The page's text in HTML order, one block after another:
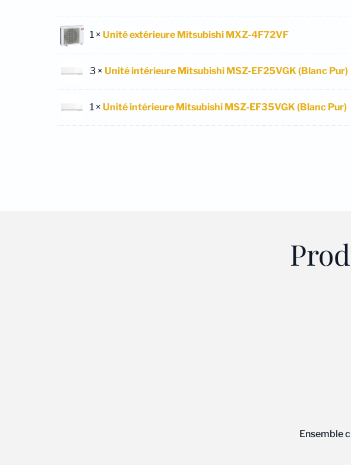
1 × Unité extérieure Mitsubishi MXZ-4F72VF
3 × Unité intérieure Mitsubishi MSZ-EF25VGK (Blanc Pur)
1 × Unité intérieure Mitsubishi MSZ-EF35VGK (Blanc Pur)
Ensemble